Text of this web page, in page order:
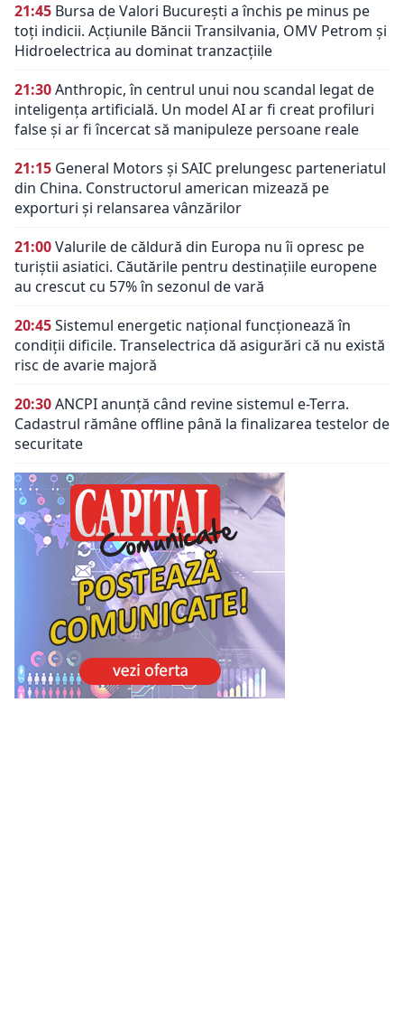
21:45 Bursa de Valori București a închis pe minus pe
toți indicii. Acțiunile Băncii Transilvania, OMV Petrom și
Hidroelectrica au dominat tranzacțiile
21:30Anthropic, în centrul unui nou scandal legat de
inteligența artificială. Un model AI ar fi creat profiluri
false și ar fi încercat să manipuleze persoane reale
21:15 General Motors și SAIC prelungesc parteneriatul
din China. Constructorul american mizează pe
exporturi și relansarea vânzărilor
21:00Valurile de căldură din Europa nu îi opresc pe
turiștii asiatici. Căutările pentru destinațiile europene
au crescut cu 57% în sezonul de vară
20:45Sistemul energetic național funcționează în
condiții dificile. Transelectrica dă asigurări că nu există
risc de avarie majoră
20:30ANCPI anunță când revine sistemul e-Terra.
Cadastrul rămâne offline până la finalizarea testelor de
securitate